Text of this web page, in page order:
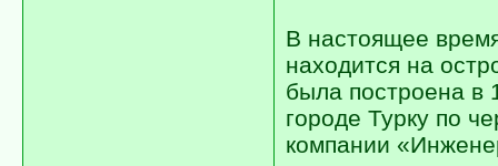
В настоящее
находится на
была построена в
городе Турку по
компании